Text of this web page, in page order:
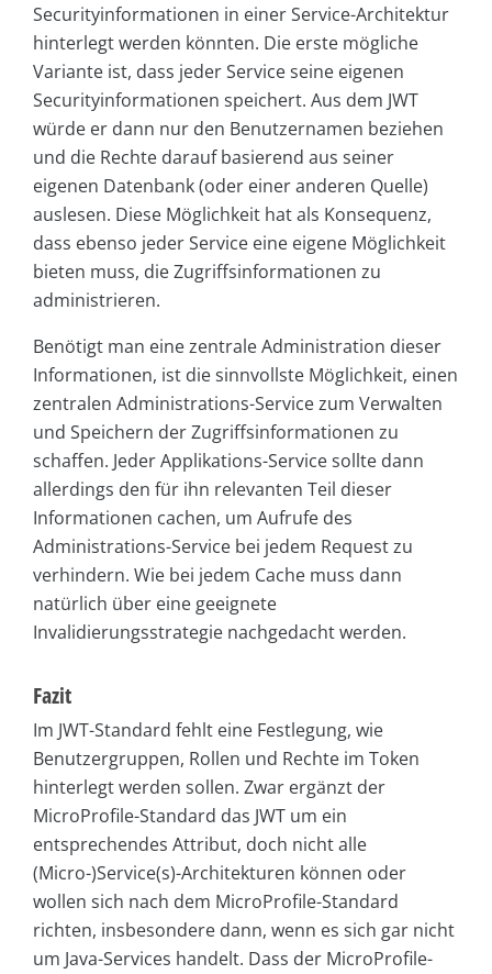
Securityinformationen in einer Service-Architektur
hinterlegt werden könnten. Die erste mögliche
Variante ist, dass jeder Service seine eigenen
Securityinformationen speichert. Aus dem JWT
würde er dann nur den Benutzernamen beziehen
und die Rechte darauf basierend aus seiner
eigenen Datenbank (oder einer anderen Quelle)
auslesen. Diese Möglichkeit hat als Konsequenz,
dass ebenso jeder Service eine eigene Möglichkeit
bieten muss, die Zugriffsinformationen zu
administrieren.
Benötigt man eine zentrale Administration dieser
Informationen, ist die sinnvollste Möglichkeit, einen
zentralen Administrations-Service zum Verwalten
und Speichern der Zugriffsinformationen zu
schaffen. Jeder Applikations-Service sollte dann
allerdings den für ihn relevanten Teil dieser
Informationen cachen, um Aufrufe des
Administrations-Service bei jedem Request zu
verhindern. Wie bei jedem Cache muss dann
natürlich über eine geeignete
Invalidierungsstrategie nachgedacht werden.
Fazit
Im JWT-Standard fehlt eine Festlegung, wie
Benutzergruppen, Rollen und Rechte im Token
hinterlegt werden sollen. Zwar ergänzt der
MicroProfile-Standard das JWT um ein
entsprechendes Attribut, doch nicht alle
(Micro-)Service(s)-Architekturen können oder
wollen sich nach dem MicroProfile-Standard
richten, insbesondere dann, wenn es sich gar nicht
um Java-Services handelt. Dass der MicroProfile-